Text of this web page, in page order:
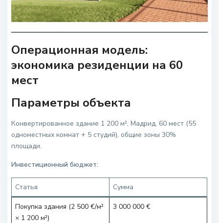
Операционная модель:
экономика резиденции на 60
мест
Параметры объекта
Конвертированное здание 1 200 м², Мадрид, 60 мест (55
одноместных комнат + 5 студий), общие зоны 30%
площади.
Инвестиционный бюджет:
Статья Сумма
Покупка здания (2 500 €/м²
× 1 200 м²)
3 000 000 €